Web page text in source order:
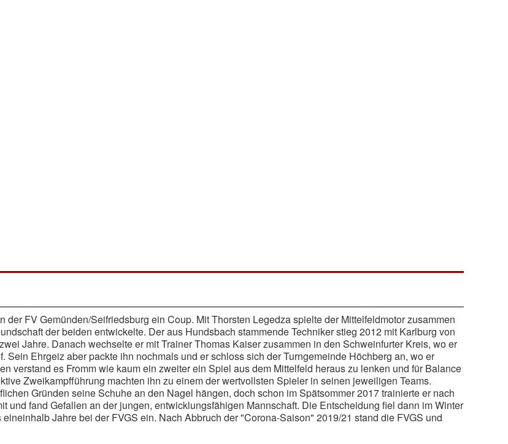
FV Gemünden/Seifriedsburg ein Coup. Mit Thorsten Legedza spielte der Mittelfeldmotor zusammen
der beiden entwickelte. Der aus Hundsbach stammende Techniker stieg 2012 mit Karlburg von
Jahre. Danach wechselte er mit Trainer Thomas Kaiser zusammen in den Schweinfurter Kreis, wo er
Ehrgeiz aber packte ihn nochmals und er schloss sich der Turngemeinde Höchberg an, wo er
verstand es Fromm wie kaum ein zweiter ein Spiel aus dem Mittelfeld heraus zu lenken und für Balance
Zweikampfführung machten ihn zu einem der wertvollsten Spieler in seinen jeweiligen Teams.
Gründen seine Schuhe an den Nagel hängen, doch schon im Spätsommer 2017 trainierte er nach
und fand Gefallen an der jungen, entwicklungsfähigen Mannschaft. Die Entscheidung fiel dann im Winter
Jahre bei der FVGS ein. Nach Abbruch der "Corona-Saison" 2019/21 stand die FVGS und